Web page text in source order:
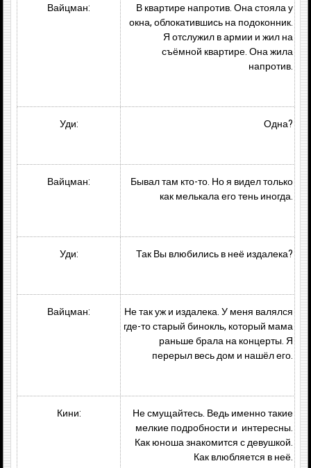
Вайцман:
В квартире напротив. Она стояла у
окна, облокатившись на подоконник.
Я отслужил в армии и жил на
съёмной квартире. Она жила
напротив.
Уди: Одна?
Вайцман:
Бывал там кто-то. Но я видел только
как мелькала его тень иногда.
Уди: Так Вы влюбились в неё издалека?
Вайцман:
Не так уж и издалека. У меня валялся
где-то старый бинокль, который мама
раньше брала на концерты. Я
перерыл весь дом и нашёл его.
Кини:
Не смущайтесь. Ведь именно такие
мелкие подробности и интересны.
Как юноша знакомится с девушкой.
Как влюбляется в неё.